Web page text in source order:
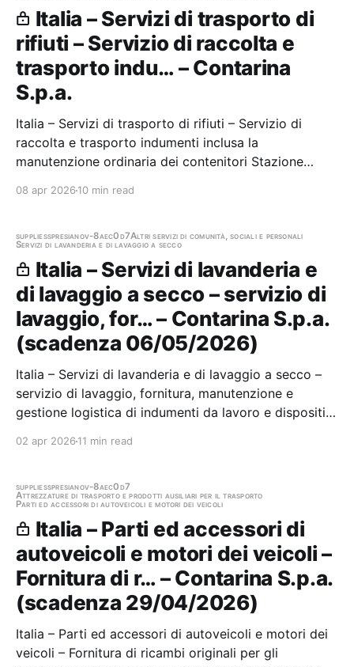
Italia – Servizi di trasporto di
rifiuti – Servizio di raccolta e
trasporto indu… – Contarina
S.p.a.
Italia – Servizi di trasporto di rifiuti – Servizio di
raccolta e trasporto indumenti inclusa la
manutenzione ordinaria dei contenitori Stazione
08 apr 2026 10 min read
suppliesspresianov-8aec0d7Altri servizi di comunità, sociali e personali
Servizi di lavanderia e di lavaggio a secco
Italia – Servizi di lavanderia e
di lavaggio a secco – servizio di
lavaggio, for… – Contarina S.p.a.
(scadenza 06/05/2026)
Italia – Servizi di lavanderia e di lavaggio a secco –
servizio di lavaggio, fornitura, manutenzione e
gestione logistica di indumenti da lavoro e dispositivi
personale di Contarina Spa Stazione appaltante:
02 apr 2026 11 min read
suppliesspresianov-8aec0d7
Attrezzature di trasporto e prodotti ausiliari per il trasporto
Parti ed accessori di autoveicoli e motori dei veicoli
Italia – Parti ed accessori di
autoveicoli e motori dei veicoli –
Fornitura di r… – Contarina S.p.a.
(scadenza 29/04/2026)
Italia – Parti ed accessori di autoveicoli e motori dei
veicoli – Fornitura di ricambi originali per gli